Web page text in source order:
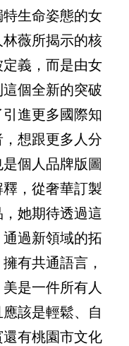
生命姿態的女
薇所揭示的核
義，而是由女
個全新的突破
進更多國際知
想跟更多人分
個人品牌版圖
，從奢華訂製
她期待透過這
過新領域的拓
有共通語言，
是一件所有人
該是輕鬆、自
有桃園市文化